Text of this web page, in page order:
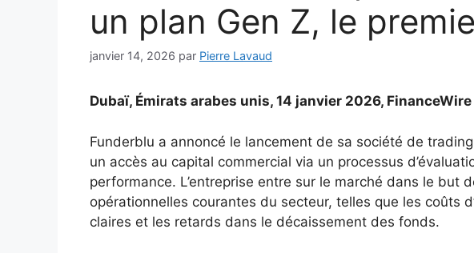
un plan Gen Z, le
janvier 14, 2026 par Pierre Lavaud
Dubaï, Émirats arabes unis, 14 janvier 2026, FinanceWire
Funderblu a annoncé le lancement de sa société de
un accès au capital commercial via un processus
performance. L’entreprise entre sur le marché dans le but
opérationnelles courantes du secteur, telles que les coûts
claires et les retards dans le décaissement des fonds.